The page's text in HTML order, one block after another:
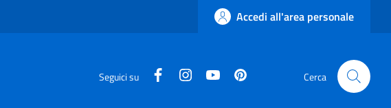
Accedi all'area personale
Seguici su facebookinstagramcanale youtube Cerca